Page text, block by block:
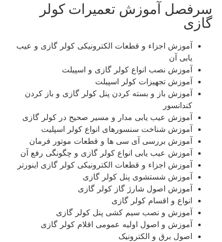
سرفصل آموزش تعمیرات کولر
گازی
آموزش اجزاء و قطعات الکترونیکی کولر گازی و عیب
یابی آن
آموزش نصب انواع کولر گازی و اسپیلت
آموزش تجهیزات کولر اسپیلت
آموزش باز و بسته کردن پنل کولر گازی و باز کردن
کندانسور
آموزش عیب یابی مدار و مسیر صحیح در کولر گازی
آموزش شناخت سنسورهای انواع کولر اسپلیت
آموزش بررسی آی سی ها و قطعات موتور فرمان
آموزش عیب یابی انواع کولر گازی و چگونگی رفع آن
آموزش اجزاء و قطعات الکترونیکی کولر گازی اینورتر
آموزش شستشوی پنل کولر گازی
آموزش اصول شارژ گاز کولر گازی
انواع و اقسام کولر گازی
آموزش و نصب سیم کشی پنل کولر گازی
آموزش و اصول اولیه عمومی اقلام کولر گازی
اصول برق و الکترونیک